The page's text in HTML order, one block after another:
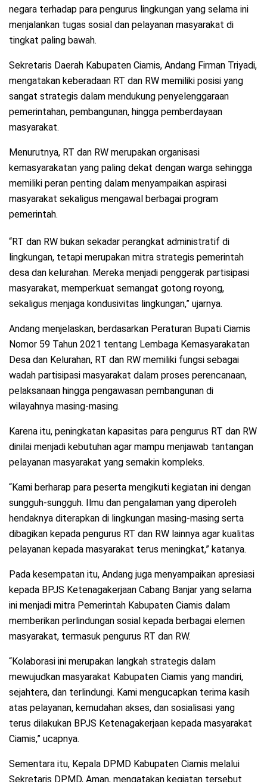
negara terhadap para pengurus lingkungan yang selama ini
menjalankan tugas sosial dan pelayanan masyarakat di
tingkat paling bawah.
Sekretaris Daerah Kabupaten Ciamis, Andang Firman Triyadi,
mengatakan keberadaan RT dan RW memiliki posisi yang
sangat strategis dalam mendukung penyelenggaraan
pemerintahan, pembangunan, hingga pemberdayaan
masyarakat.
Menurutnya, RT dan RW merupakan organisasi
kemasyarakatan yang paling dekat dengan warga sehingga
memiliki peran penting dalam menyampaikan aspirasi
masyarakat sekaligus mengawal berbagai program
pemerintah.
“RT dan RW bukan sekadar perangkat administratif di
lingkungan, tetapi merupakan mitra strategis pemerintah
desa dan kelurahan. Mereka menjadi penggerak partisipasi
masyarakat, memperkuat semangat gotong royong,
sekaligus menjaga kondusivitas lingkungan,” ujarnya.
Andang menjelaskan, berdasarkan Peraturan Bupati Ciamis
Nomor 59 Tahun 2021 tentang Lembaga Kemasyarakatan
Desa dan Kelurahan, RT dan RW memiliki fungsi sebagai
wadah partisipasi masyarakat dalam proses perencanaan,
pelaksanaan hingga pengawasan pembangunan di
wilayahnya masing-masing.
Karena itu, peningkatan kapasitas para pengurus RT dan RW
dinilai menjadi kebutuhan agar mampu menjawab tantangan
pelayanan masyarakat yang semakin kompleks.
“Kami berharap para peserta mengikuti kegiatan ini dengan
sungguh-sungguh. Ilmu dan pengalaman yang diperoleh
hendaknya diterapkan di lingkungan masing-masing serta
dibagikan kepada pengurus RT dan RW lainnya agar kualitas
pelayanan kepada masyarakat terus meningkat,” katanya.
Pada kesempatan itu, Andang juga menyampaikan apresiasi
kepada BPJS Ketenagakerjaan Cabang Banjar yang selama
ini menjadi mitra Pemerintah Kabupaten Ciamis dalam
memberikan perlindungan sosial kepada berbagai elemen
masyarakat, termasuk pengurus RT dan RW.
“Kolaborasi ini merupakan langkah strategis dalam
mewujudkan masyarakat Kabupaten Ciamis yang mandiri,
sejahtera, dan terlindungi. Kami mengucapkan terima kasih
atas pelayanan, kemudahan akses, dan sosialisasi yang
terus dilakukan BPJS Ketenagakerjaan kepada masyarakat
Ciamis,” ucapnya.
Sementara itu, Kepala DPMD Kabupaten Ciamis melalui
Sekretaris DPMD, Aman, mengatakan kegiatan tersebut